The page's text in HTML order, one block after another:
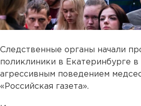
Следственные органы начали
поликлиники в Екатеринбурге в
агрессивным поведением
«Российская газета».